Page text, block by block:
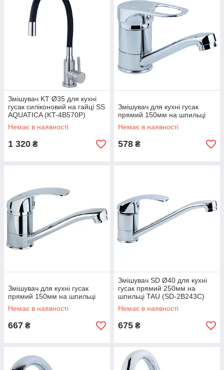
Змішувач KT Ø35 для кухні
гусак силіконовий на гайці SS
AQUATICA (KT-4B570P)
Немає в наявності
1 320 ₴
Змішувач для кухні гусак
прямий 150мм на шпильці
Немає в наявності
578 ₴
Змішувач для кухні гусак
прямий 150мм на шпильці
Немає в наявності
667 ₴
Змішувач SD Ø40 для кухні
гусак прямий 250мм на
шпильці TAU (SD-2B243C)
Немає в наявності
675 ₴